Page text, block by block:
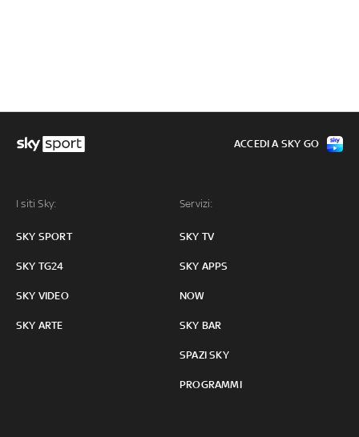
I siti Sky:
SKY SPORT
SKY TG24
SKY VIDEO
SKY ARTE
Servizi:
SKY TV
SKY APPS
NOW
SKY BAR
SPAZI SKY
PROGRAMMI
ACCEDI A SKY GO